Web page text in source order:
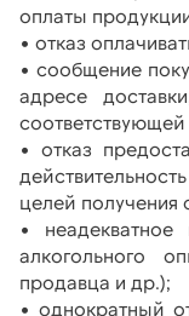
оплаты
• отказ
• сообщение
адресе
соответствующей
• отказ
целей получения
• неадекватное
алкогольного
продавца и др.);
• однократный